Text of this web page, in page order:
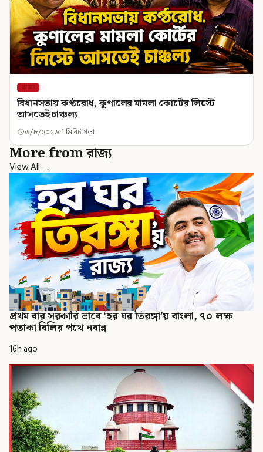
রাজ্য
বিধানসভায় কণ্ঠরোধ, কুণালের মামলা কোর্টের লিস্টে
আসতেই চাঞ্চল্য
৬/৮/২০২৬ 1 মিনিট পড়া
More from রাজ্য
View All →
প্রথম বার সরকারি ভাবে ‘হর ঘর তিরঙ্গা’য় বাংলা, ৭০ লক্ষ
পতাকা বিলির পথে নবান্ন
16h ago